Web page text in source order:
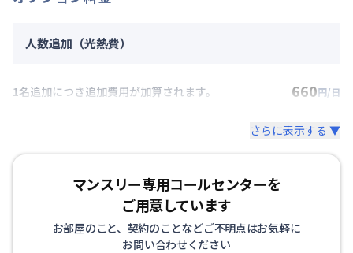
人数追加（光熱費）
1名追加につき追加費用が加算されます。 660円/日
さらに表示する ▼
マンスリー専用コールセンターを
ご用意しています
お部屋のこと、契約のことなどご不明点はお気軽に
お問い合わせください